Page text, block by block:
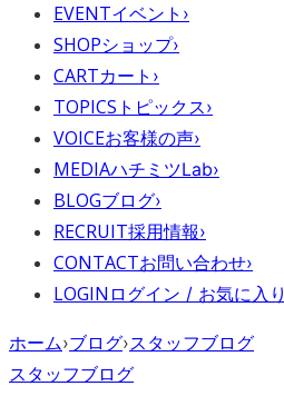
EVENTイベント ›
SHOPショップ›
CARTカート ›
TOPICS トピックス›
VOICEお客様の声›
MEDIAハチミツLab›
BLOGブログ›
RECRUIT採用情報›
CONTACTお問い合わせ›
LOGIN ログイン / お気に入り
ホーム›ブログ›スタッフブログ
スタッフブログ